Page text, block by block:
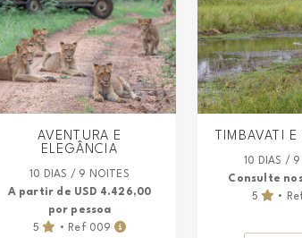
AVENTURA E
ELEGÂNCIA
10 DIAS / 9 NOITES
A partir de USD 4.426,00
por pessoa
5
• Ref 009
TIMBAVATI
10 DIAS / 9
Consulte
5
•